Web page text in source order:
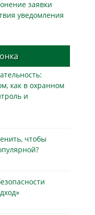
заявки
уведомления
как в охранном
и
чтобы